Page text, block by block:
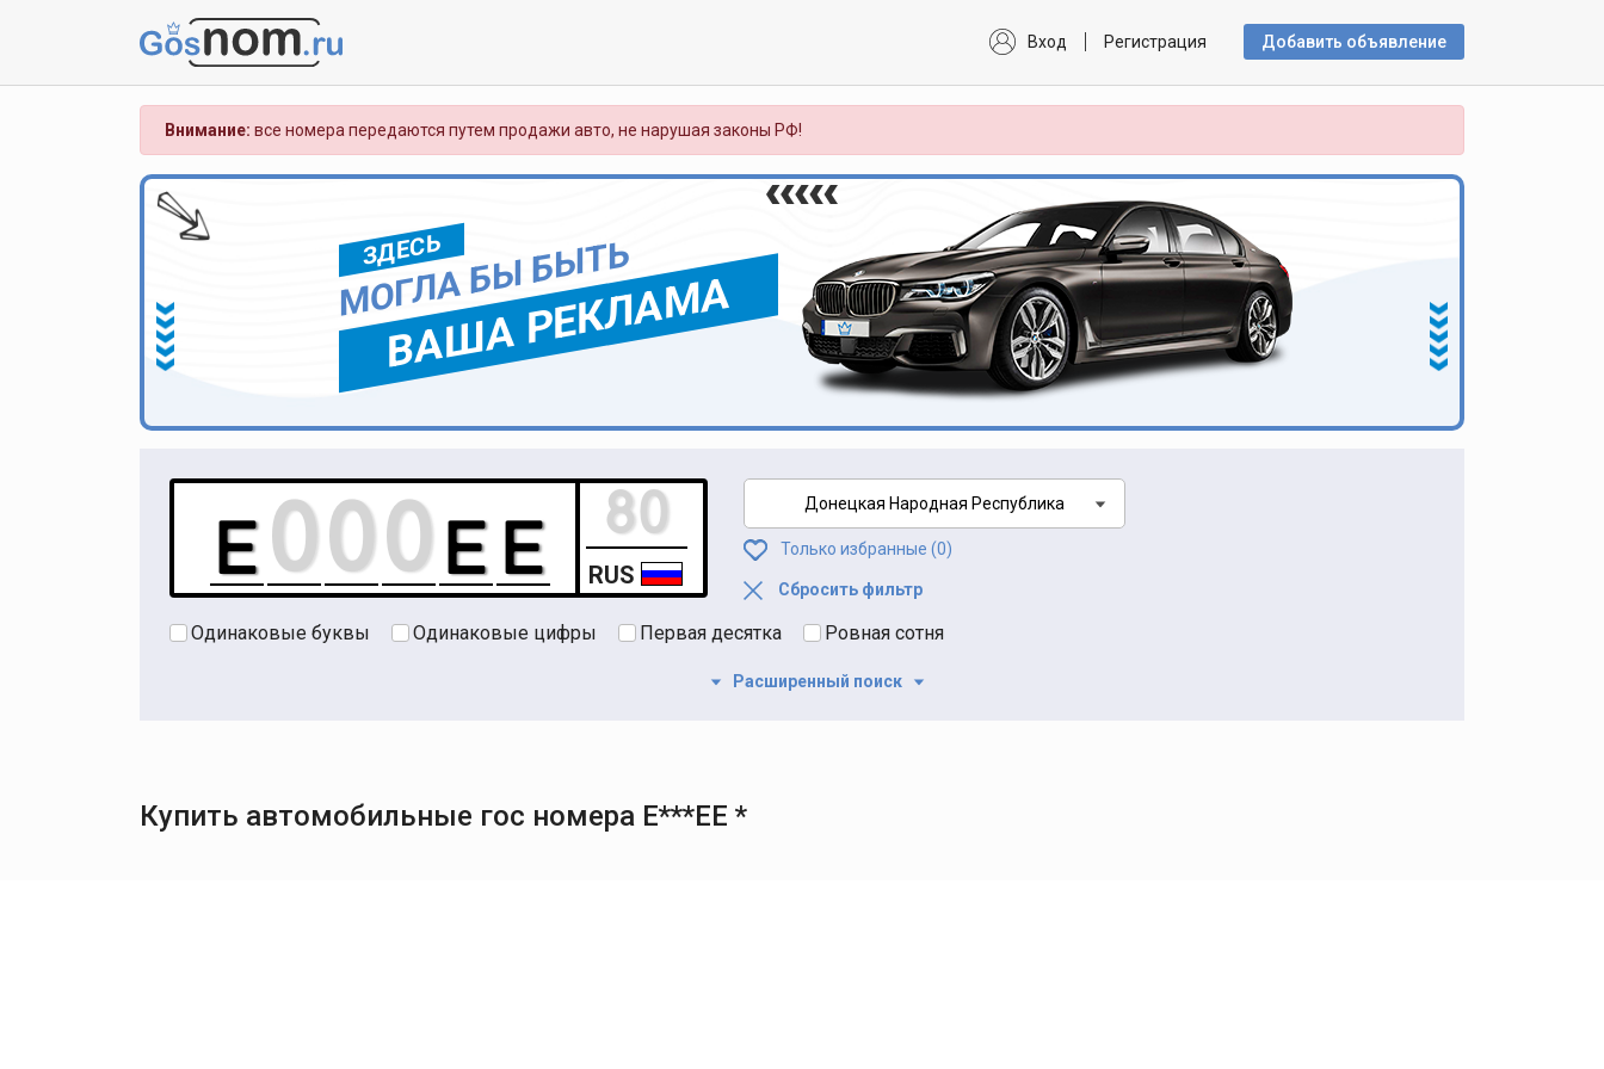
Вход Регистрация Добавить объявлениe
Внимание: все номера передаются путем продажи авто, не нарушая законы РФ!
ЗДЕСЬ
МОГЛА БЫ БЫТЬ
ВАША РЕКЛАМА
RUS
Донецкая Народная Республика
Только избранные (0)
Сбросить фильтр
Одинаковые буквы Одинаковые цифры Первая десятка Ровная сотня
Расширенный поиск
Купить автомобильные гос номера Е***ЕЕ *